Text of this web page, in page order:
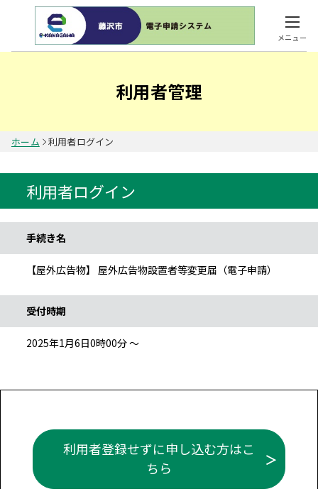
メニュー
利用者管理
ホーム 利用者ログイン
利用者ログイン
手続き名
【屋外広告物】 屋外広告物設置者等変更届（電子申請）
受付時期
2025年1月6日0時00分 ～
利用者登録せずに申し込む方はこ
ちら